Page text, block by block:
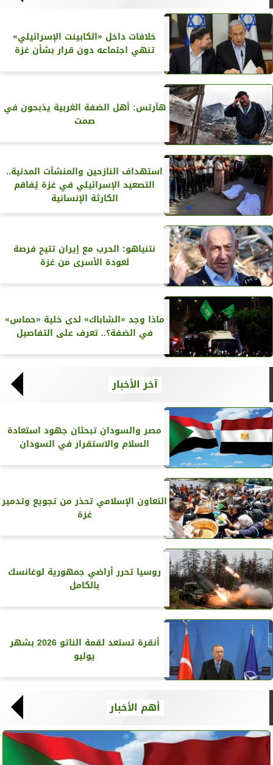
خلافات داخل «الكابينت الإسرائيلي»
تنهي اجتماعه دون قرار بشأن غزة
هآرتس: أهل الضفة الغربية يذبحون في
صمت
استهداف النازحين والمنشآت المدنية..
التصعيد الإسرائيلي في غزة يُفاقم
الكارثة الإنسانية
نتنياهو: الحرب مع إيران تتيح فرصة
لعودة الأسرى من غزة
ماذا وجد «الشاباك» لدى خلية «حماس»
في الضفة؟.. تعرف على التفاصيل
آخر الأخبار
مصر والسودان تبحثان جهود استعادة
السلام والاستقرار في السودان
التعاون الإسلامي تحذر من تجويع وتدمير
غزة
روسيا تحرر أراضي جمهورية لوغانسك
بالكامل
أنقرة تستعد لقمة الناتو 2026 بشهر
يوليو
أهم الأخبار